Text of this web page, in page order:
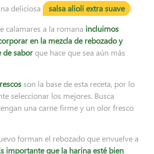
deliciosa
salsa alioli extra suave
.
calamares a la romana incluimos
en la mezcla de rebozado y
de saborque hace que sea aún más
son la base de esta receta, por lo
seleccionar los mejores. Busca
una carne firme y un olor fresco
forman el rebozado que envuelve a
importante que la harina esté bien